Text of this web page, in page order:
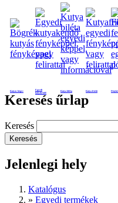
Kutyás bögre
Egyedi
kutyakendő
Kutya biléta Kutya frizbi
Keresés űrlap
Keresés
Jelenlegi hely
Katalógus
» Egyedi termékek